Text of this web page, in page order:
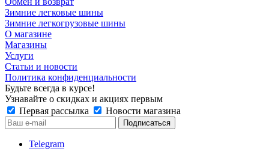
Зимние легковые шины
Зимние легкогрузовые шины
О магазине
Магазины
Услуги
Статьи и новости
Политика конфиденциальности
Будьте всегда в курсе!
Узнавайте о скидках и акциях первым
Первая рассылка
Новости магазина
Telegram